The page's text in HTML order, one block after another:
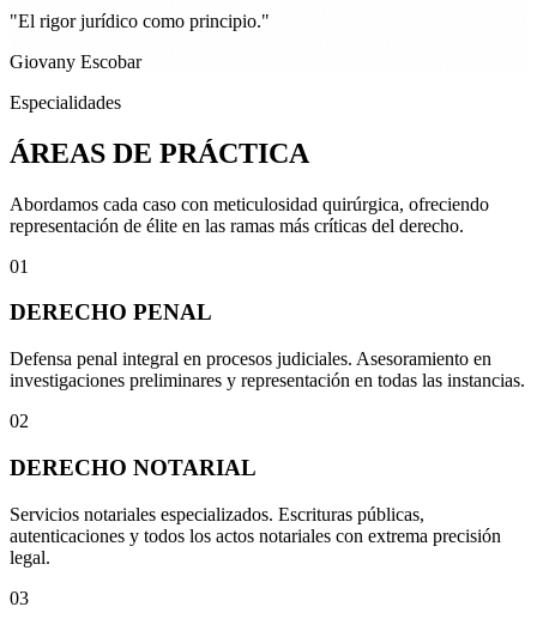
"El rigor jurídico como principio."
Giovany Escobar
Especialidades
ÁREAS DE PRÁCTICA
Abordamos cada caso con meticulosidad quirúrgica, ofreciendo
representación de élite en las ramas más críticas del derecho.
01
DERECHO PENAL
Defensa penal integral en procesos judiciales. Asesoramiento en
investigaciones preliminares y representación en todas las instancias.
02
DERECHO NOTARIAL
Servicios notariales especializados. Escrituras públicas,
autenticaciones y todos los actos notariales con extrema precisión
legal.
03